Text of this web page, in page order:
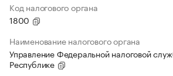
Код налогового органа
1800
Наименование налогового органа
Управление Федеральной налоговой
Республике